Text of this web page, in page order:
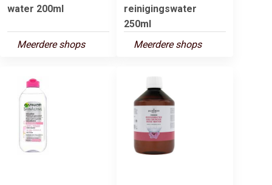
water 200ml
Meerdere shops
reinigingswater
250ml
Meerdere shops